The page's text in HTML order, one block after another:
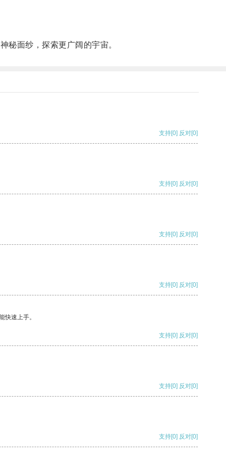
面纱，探索更广阔的宇宙。
支持[0] 反对[0]
支持[0] 反对[0]
支持[0] 反对[0]
支持[0] 反对[0]
快速上手。
支持[0] 反对[0]
支持[0] 反对[0]
支持[0] 反对[0]